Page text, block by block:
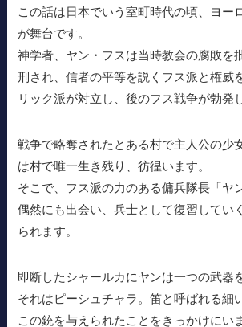
この話は日本でいう室町時代の頃、ヨー
が舞台です。
神学者、ヤン・フスは当時教会の腐敗を
刑され、信者の平等を説くフス派と権威
リック派が対立し、後のフス戦争が勃発
戦争で略奪されたとある村で主人公の少
は村で唯一生き残り、彷徨います。
そこで、フス派の力のある傭兵隊長「ヤ
偶然にも出会い、兵士として復習してい
られます。
即断したシャールカにヤンは一つの武器
それはピーシュチャラ。笛と呼ばれる細
この銃を与えられたことをきっかけにい